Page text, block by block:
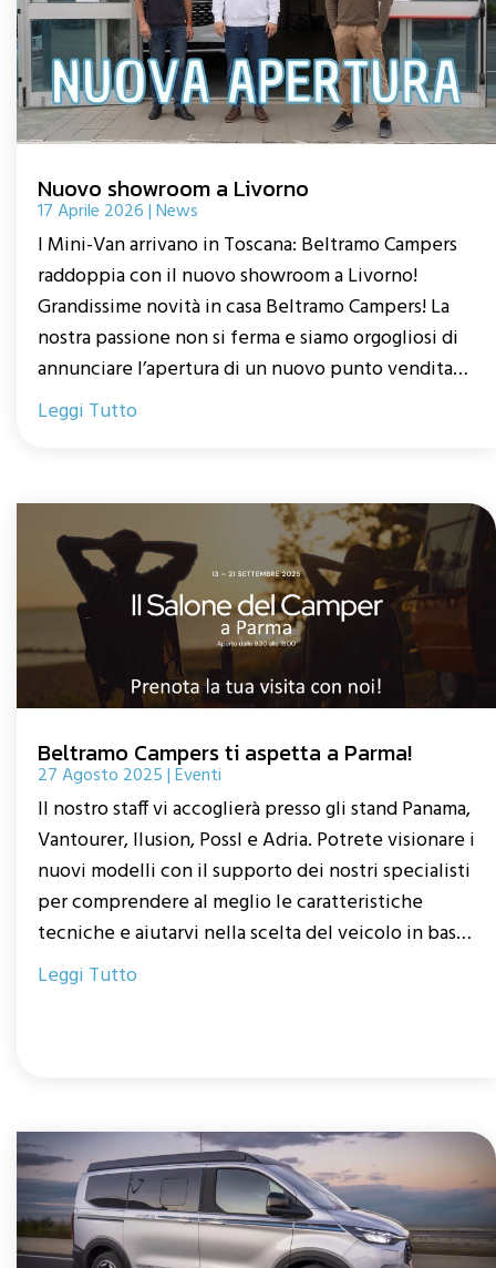
Nuovo showroom a Livorno
17 Aprile 2026|News
I Mini-Van arrivano in Toscana: Beltramo Campers
raddoppia con il nuovo showroom a Livorno!
Grandissime novità in casa Beltramo Campers! La
nostra passione non si ferma e siamo orgogliosi di
annunciare l’apertura di un nuovo punto vendita
interamente dedicato al segmento più dinamico e
versatile del momento: i Mini-Van.
Leggi Tutto
Beltramo Campers ti aspetta a Parma!
27 Agosto 2025|Eventi
Il nostro staff vi accoglierà presso gli stand Panama,
Vantourer, Ilusion, Possl e Adria. Potrete visionare i
nuovi modelli con il supporto dei nostri specialisti
per comprendere al meglio le caratteristiche
tecniche e aiutarvi nella scelta del veicolo in base
alle vostre esigenze.
Leggi Tutto